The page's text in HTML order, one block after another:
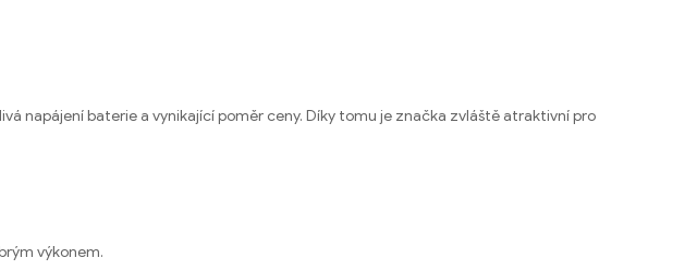
napájení baterie a vynikající poměr ceny. Díky tomu je značka zvláště atraktivní pro
výkonem.